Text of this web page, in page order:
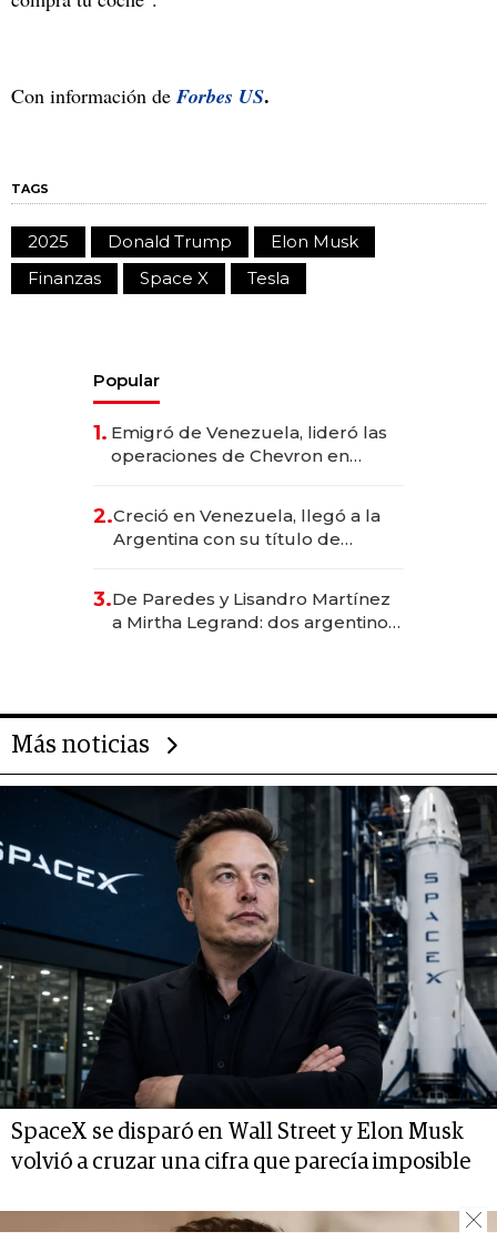
Con información de Forbes US.
TAGS
2025 Donald Trump
Elon Musk
Finanzas
Space X Tesla
Popular
1. Emigró de Venezuela, lideró las
operaciones de Chevron en
2.Creció en Venezuela, llegó a la
Argentina con su título de
las marcas "fast premium"
3.De Paredes y Lisandro Martínez
a Mirtha Legrand: dos argentinos
Más noticias
SpaceX se disparó en Wall Street y Elon Musk
volvió a cruzar una cifra que parecía imposible